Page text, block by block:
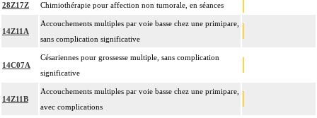
28Z17Z Chimiothérapie pour affection non tumorale, en séances
14Z11A
Accouchements multiples par voie basse chez une primipare,
sans complication significative
14C07A
Césariennes pour grossesse multiple, sans complication
significative
14Z11B
Accouchements multiples par voie basse chez une primipare,
avec complications